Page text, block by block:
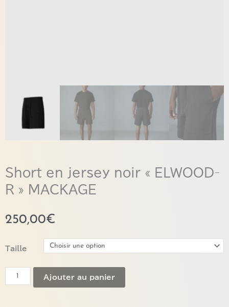
Short en jersey noir « ELWOOD-
R » MACKAGE
250,00€
Taille
quantité
Short
Ajouter au panier